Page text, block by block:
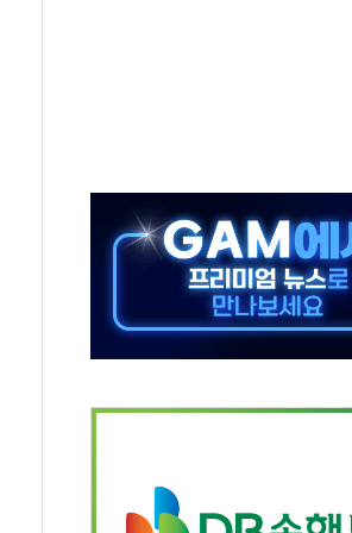
특별위원회 전체회의서 발언하는 장동혁 대표
텔 살인' 50대 남성 구속 송치
…'닥터 코퍼'가 말하는 경기 신호가 달라졌다
민 노선 재개...3년 2개월 만
양성 제고 특별 위원회 위촉장 수여식 및 1차 회의
모 美 전력 케이블 수주